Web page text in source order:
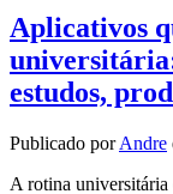
Aplicativos
estudos,
Publicado porAndre
A rotina universitária